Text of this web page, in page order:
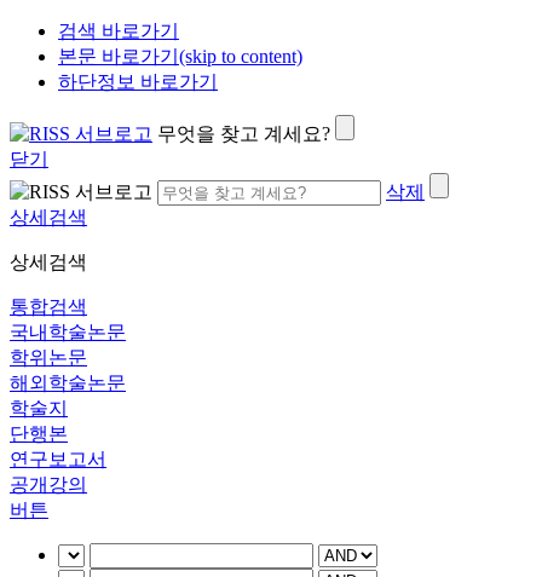
검색 바로가기
본문 바로가기(skip to content)
하단정보 바로가기
무엇을 찾고 계세요?
닫기
삭제
상세검색
상세검색
통합검색
국내학술논문
학위논문
해외학술논문
학술지
단행본
연구보고서
공개강의
버튼